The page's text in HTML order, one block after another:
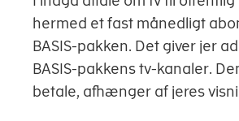
hermed et fast månedligt
BASIS-pakken. Det giver jer
BASIS-pakkens tv-kanaler.
betale, afhænger af jeres